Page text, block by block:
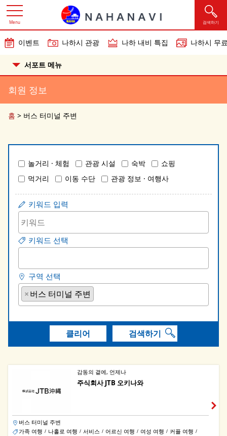
검색하기
이벤트 나하시 관광 나하 내비 특집 나하시 무
Menu
서포트 메뉴
회원 정보
홈 > 버스 터미널 주변
놀거리 · 체험 관광 시설 숙박
쇼핑
먹거리
이동 수단 관광 정보 · 여행사
키워드 입력
키워드 선택
구역 선택
×버스 터미널 주변
클리어 검색하기
감동의 곁에, 언제나
주식회사 JTB 오키나와
버스 터미널 주변
가족 여행 / 나홀로 여행 / 서비스 / 어르신 여행 / 여성 여행 / 커플 여행 /